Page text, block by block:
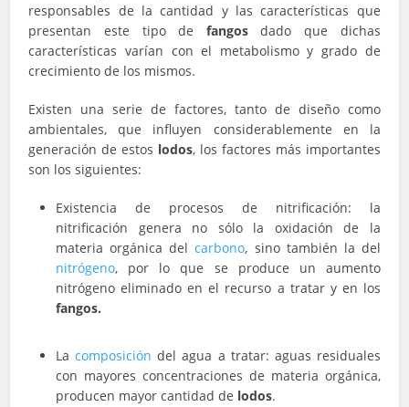
responsables de la cantidad y las características que
presentan este tipo de fangosdado que dichas
características varían con el metabolismo y grado de
crecimiento de los mismos.
Existen una serie de factores, tanto de diseño como
ambientales, que influyen considerablemente en la
generación de estos lodos, los factores más importantes
son los siguientes:
Existencia de procesos de nitrificación: la
nitrificación genera no sólo la oxidación de la
materia orgánica delcarbono, sino también la del
nitrógeno, por lo que se produce un aumento
nitrógeno eliminado en el recurso a tratar y en los
fangos.
Lacomposición del agua a tratar: aguas residuales
con mayores concentraciones de materia orgánica,
producen mayor cantidad de lodos.